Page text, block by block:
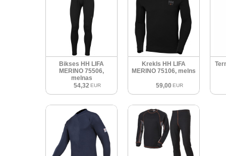
Bikses HH LIFA
MERINO 75506,
melnas
54,32 EUR
Krekls HH LIFA
MERINO 75106, melns
59,00 EUR